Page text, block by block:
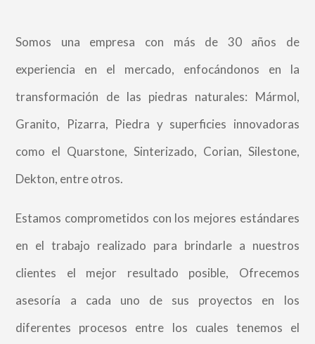
Somos una empresa con más de 30 años de
experiencia en el mercado, enfocándonos en la
transformación de las piedras naturales: Mármol,
Granito, Pizarra, Piedra y superficies innovadoras
como el Quarstone, Sinterizado, Corian, Silestone,
Dekton, entre otros.
Estamos comprometidos con los mejores estándares
en el trabajo realizado para brindarle a nuestros
clientes el mejor resultado posible, Ofrecemos
asesoría a cada uno de sus proyectos en los
diferentes procesos entre los cuales tenemos el